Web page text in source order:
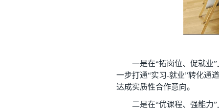
一是在“拓岗位、促就业
一步打通“实习-就业”转化通
达成实质性合作意向。
二是在“优课程、强能力